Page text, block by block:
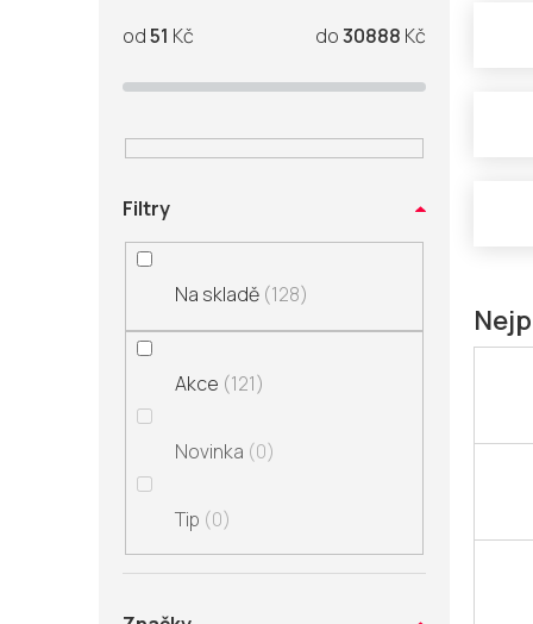
51 Kč 30888 Kč
Filtry
Na skladě 128
Akce 121
Novinka 0
Tip 0